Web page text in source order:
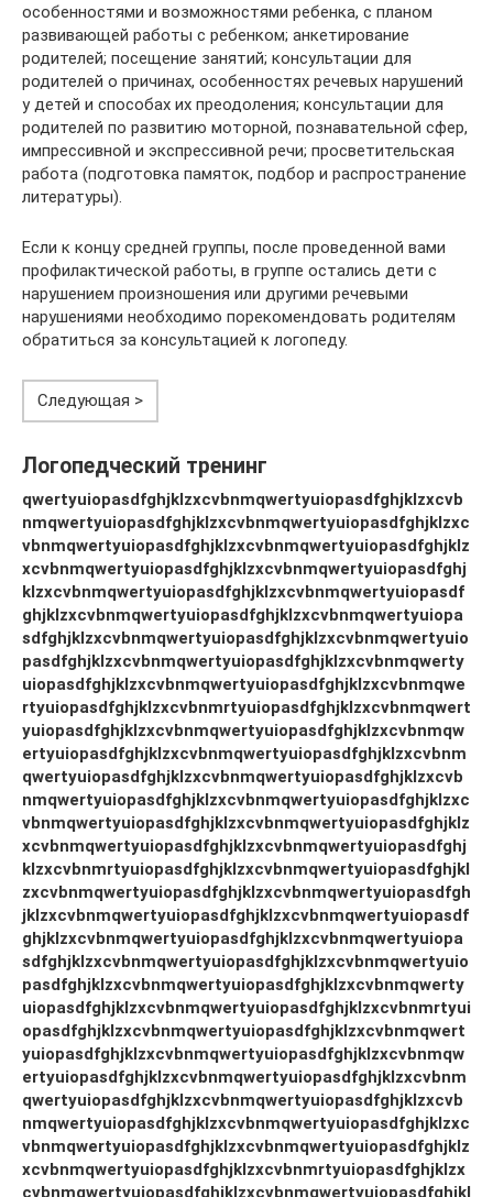
особенностями и возможностями ребенка, с планом
развивающей работы с ребенком; анкетирование
родителей; посещение занятий; консультации для
родителей о причинах, особенностях речевых нарушений
у детей и способах их преодоления; консультации для
родителей по развитию моторной, познавательной сфер,
импрессивной и экспрессивной речи; просветительская
работа (подготовка памяток, подбор и распространение
литературы).
Если к концу средней группы, после проведенной вами
профилактической работы, в группе остались дети с
нарушением произношения или другими речевыми
нарушениями необходимо порекомендовать родителям
обратиться за консультацией к логопеду.
Следующая >
Логопедческий тренинг
qwertyuiopasdfghjklzxcvbnmqwertyuiopasdfghjklzxcvb
nmqwertyuiopasdfghjklzxcvbnmqwertyuiopasdfghjklzxc
vbnmqwertyuiopasdfghjklzxcvbnmqwertyuiopasdfghjklz
xcvbnmqwertyuiopasdfghjklzxcvbnmqwertyuiopasdfghj
klzxcvbnmqwertyuiopasdfghjklzxcvbnmqwertyuiopasdf
ghjklzxcvbnmqwertyuiopasdfghjklzxcvbnmqwertyuiopa
sdfghjklzxcvbnmqwertyuiopasdfghjklzxcvbnmqwertyuio
pasdfghjklzxcvbnmqwertyuiopasdfghjklzxcvbnmqwerty
uiopasdfghjklzxcvbnmqwertyuiopasdfghjklzxcvbnmqwe
rtyuiopasdfghjklzxcvbnmrtyuiopasdfghjklzxcvbnmqwert
yuiopasdfghjklzxcvbnmqwertyuiopasdfghjklzxcvbnmqw
ertyuiopasdfghjklzxcvbnmqwertyuiopasdfghjklzxcvbnm
qwertyuiopasdfghjklzxcvbnmqwertyuiopasdfghjklzxcvb
nmqwertyuiopasdfghjklzxcvbnmqwertyuiopasdfghjklzxc
vbnmqwertyuiopasdfghjklzxcvbnmqwertyuiopasdfghjklz
xcvbnmqwertyuiopasdfghjklzxcvbnmqwertyuiopasdfghj
klzxcvbnmrtyuiopasdfghjklzxcvbnmqwertyuiopasdfghjkl
zxcvbnmqwertyuiopasdfghjklzxcvbnmqwertyuiopasdfgh
jklzxcvbnmqwertyuiopasdfghjklzxcvbnmqwertyuiopasdf
ghjklzxcvbnmqwertyuiopasdfghjklzxcvbnmqwertyuiopa
sdfghjklzxcvbnmqwertyuiopasdfghjklzxcvbnmqwertyuio
pasdfghjklzxcvbnmqwertyuiopasdfghjklzxcvbnmqwerty
uiopasdfghjklzxcvbnmqwertyuiopasdfghjklzxcvbnmrtyui
opasdfghjklzxcvbnmqwertyuiopasdfghjklzxcvbnmqwert
yuiopasdfghjklzxcvbnmqwertyuiopasdfghjklzxcvbnmqw
ertyuiopasdfghjklzxcvbnmqwertyuiopasdfghjklzxcvbnm
qwertyuiopasdfghjklzxcvbnmqwertyuiopasdfghjklzxcvb
nmqwertyuiopasdfghjklzxcvbnmqwertyuiopasdfghjklzxc
vbnmqwertyuiopasdfghjklzxcvbnmqwertyuiopasdfghjklz
xcvbnmqwertyuiopasdfghjklzxcvbnmrtyuiopasdfghjklzx
cvbnmqwertyuiopasdfghjklzxcvbnmqwertyuiopasdfghjkl